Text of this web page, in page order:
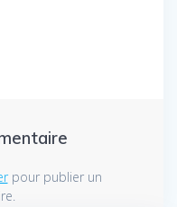
pour publier un